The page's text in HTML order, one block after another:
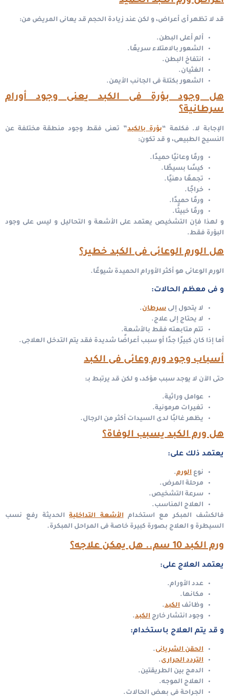
قد لا تظهر أى أعراض، و لكن عند زيادة الحجم قد يعانى المريض من:
ألم أعلى البطن.
الشعور بالامتلاء سريعًا.
انتفاخ البطن.
الغثيان.
الشعور بكتلة فى الجانب الأيمن.
هل وجود بؤرة فى الكبد يعنى وجود أورام
سرطانية؟
الإجابة لا. فكلمة “بؤرة بالكبد” تعنى فقط وجود منطقة مختلفة عن
النسيج الطبيعى، و قد تكون:
ورمًا وعائيًا حميدًا.
كيسًا بسيطًا.
تجمعًا دهنيًا.
خراجًا.
ورمًا حميدًا.
ورمًا خبيثًا.
و لهذا فإن التشخيص يعتمد على الأشعة و التحاليل و ليس على وجود
البؤرة فقط.
هل الورم الوعائى فى الكبد خطير؟
الورم الوعائى هو أكثر الأورام الحميدة شيوعًا.
و فى معظم الحالات:
لا يتحول إلى سرطان.
لا يحتاج إلى علاج.
تتم متابعته فقط بالأشعة.
أما إذا كان كبيرًا جدًا أو سبب أعراضًا شديدة فقد يتم التدخل العلاجى.
أسباب وجود ورم وعائى فى الكبد
حتى الآن لا يوجد سبب مؤكد، و لكن قد يرتبط بـ:
عوامل وراثية.
تغيرات هرمونية.
يظهر غالبًا لدى السيدات أكثر من الرجال.
هل ورم الكبد يسبب الوفاة؟
يعتمد ذلك على:
نوع الورم.
مرحلة المرض.
سرعة التشخيص.
العلاج المناسب.
فالكشف المبكر مع استخدامالأشعة التداخليةالحديثة رفع نسب
السيطرة و العلاج بصورة كبيرة خاصة فى المراحل المبكرة.
ورم الكبد 10 سم.. هل يمكن علاجه؟
يعتمد العلاج على:
عدد الأورام.
مكانها.
وظائف الكبد.
وجود انتشار خارج الكبد.
و قد يتم العلاج باستخدام:
الحقن الشريانى.
التردد الحرارى.
الدمج بين الطريقتين.
العلاج الموجه.
الجراحة فى بعض الحالات.